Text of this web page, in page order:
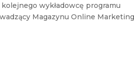
wykładowcę programu
Magazynu Online